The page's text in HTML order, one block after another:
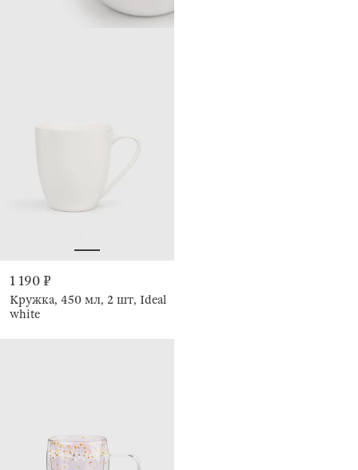
1 190 ₽
Кружка, 450 мл, 2 шт, Ideal
white